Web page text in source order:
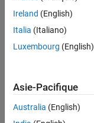
Ireland (English)
Italia (Italiano)
Luxembourg (English)
Asie-Pacifique
Australia (English)